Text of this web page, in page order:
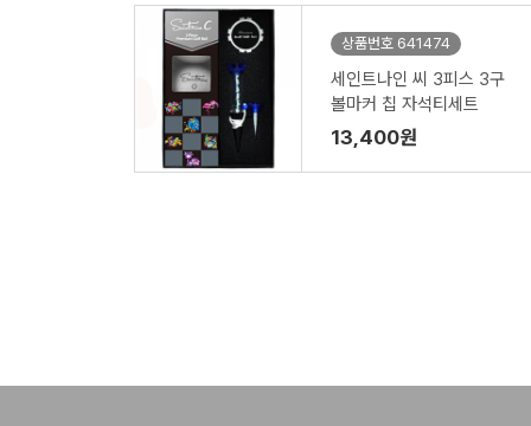
상품번호 641474
세인트나인 씨 3피스 3구
볼마커 칩 자석티세트
13,400원